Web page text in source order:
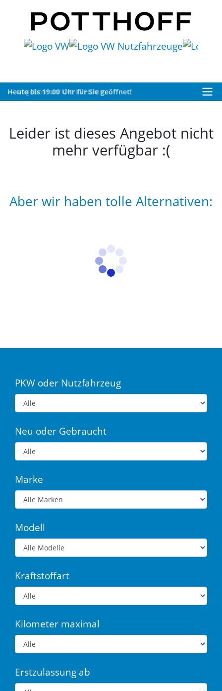
Heute bis 19:00 Uhr für Sie geöffnet!
Leider ist dieses Angebot nicht
mehr verfügbar :(
Aber wir haben tolle Alternativen:
PKW oder Nutzfahrzeug
Neu oder Gebraucht
Marke
Modell
Kraftstoffart
Kilometer maximal
Erstzulassung ab